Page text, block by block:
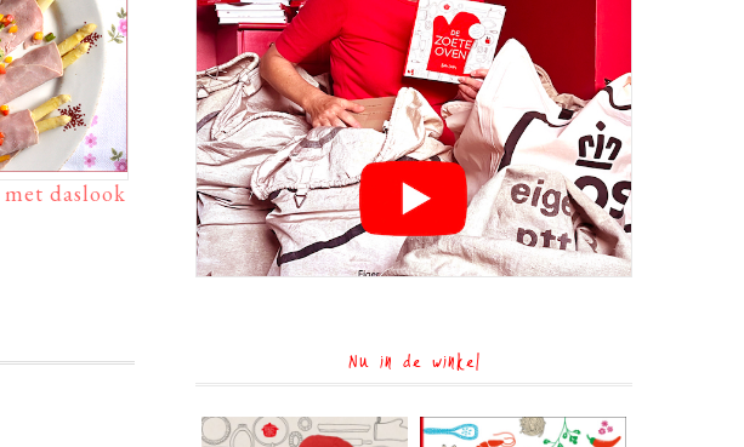
daslook
Nu in de winkel